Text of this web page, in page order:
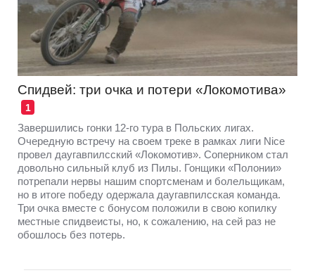
Спидвей: три очка и потери «Локомотива»
1
Завершились гонки 12-го тура в Польских лигах.
Очередную встречу на своем треке в рамках лиги Nice
провел даугавпилсский «Локомотив». Соперником стал
довольно сильный клуб из Пилы. Гонщики «Полонии»
потрепали нервы нашим спортсменам и болельщикам,
но в итоге победу одержала даугавпилсская команда.
Три очка вместе с бонусом положили в свою копилку
местные спидвеисты, но, к сожалению, на сей раз не
обошлось без потерь.